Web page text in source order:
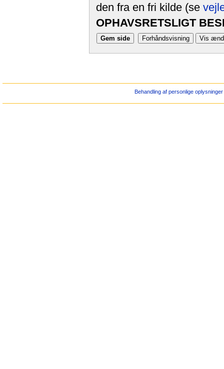
den fra en fri kilde (se
OPHAVSRETSLIGT
Behandling af personlige oplysninger